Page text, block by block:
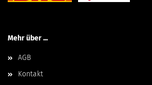
Mehr über ...
AGB
Kontakt